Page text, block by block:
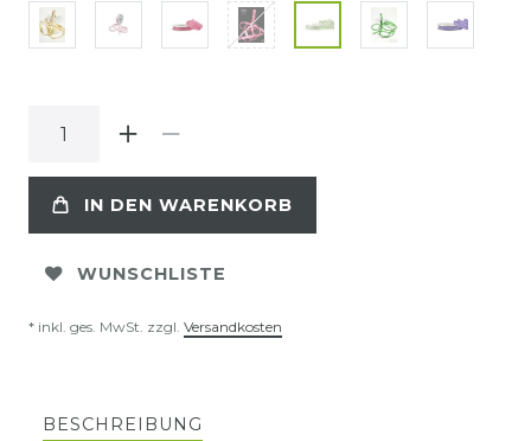
IN DEN WARENKORB
WUNSCHLISTE
* inkl. ges. MwSt. zzgl. Versandkosten
BESCHREIBUNG